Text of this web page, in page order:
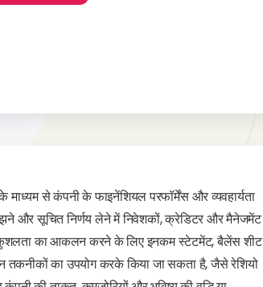
से कंपनी के फाइनेंशियल परफॉर्मेंस और व्यवहार्यता
और सूचित निर्णय लेने में निवेशकों, क्रेडिटर और मैनेजमेंट
कुशलता का आकलन करने के लिए इनकम स्टेटमेंट, बैलेंस शीट
तकनीकों का उपयोग करके किया जा सकता है, जैसे रेशियो